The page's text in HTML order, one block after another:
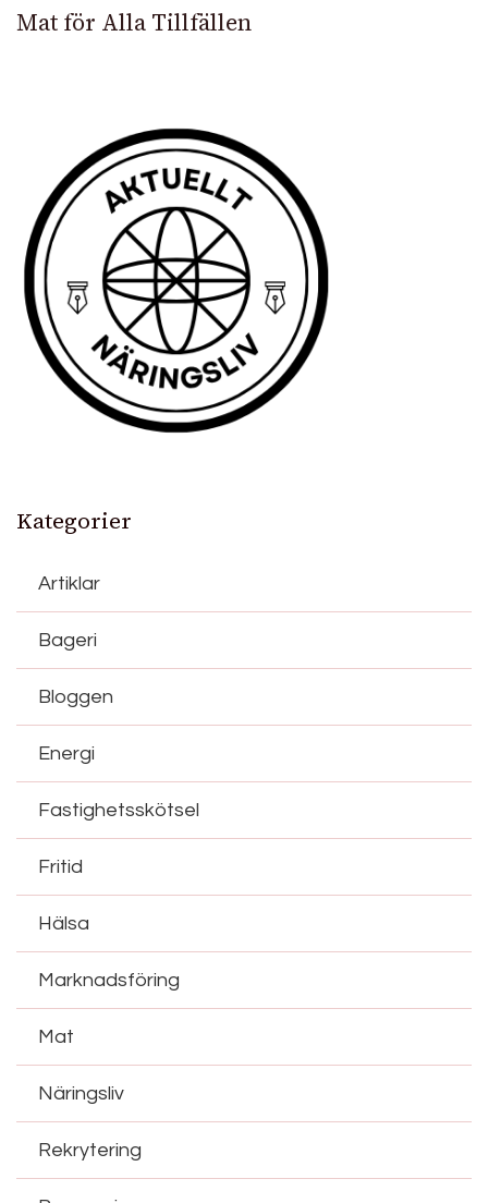
Mat för Alla Tillfällen
Kategorier
Artiklar
Bageri
Bloggen
Energi
Fastighetsskötsel
Fritid
Hälsa
Marknadsföring
Mat
Näringsliv
Rekrytering